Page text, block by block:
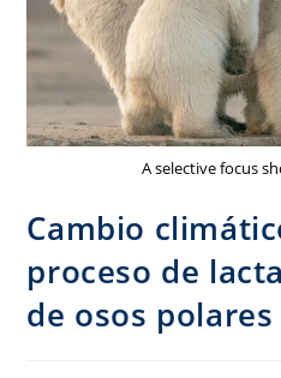
A selective focus
Cambio
proceso de
de osos polares